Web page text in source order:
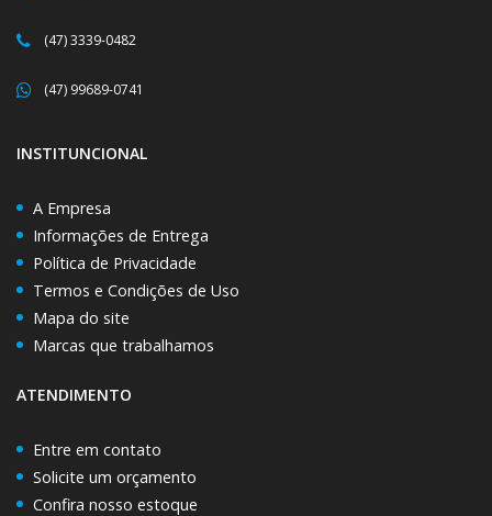
(47) 3339-0482
(47) 99689-0741
INSTITUNCIONAL
A Empresa
Informações de Entrega
Política de Privacidade
Termos e Condições de Uso
Mapa do site
Marcas que trabalhamos
ATENDIMENTO
Entre em contato
Solicite um orçamento
Confira nosso estoque